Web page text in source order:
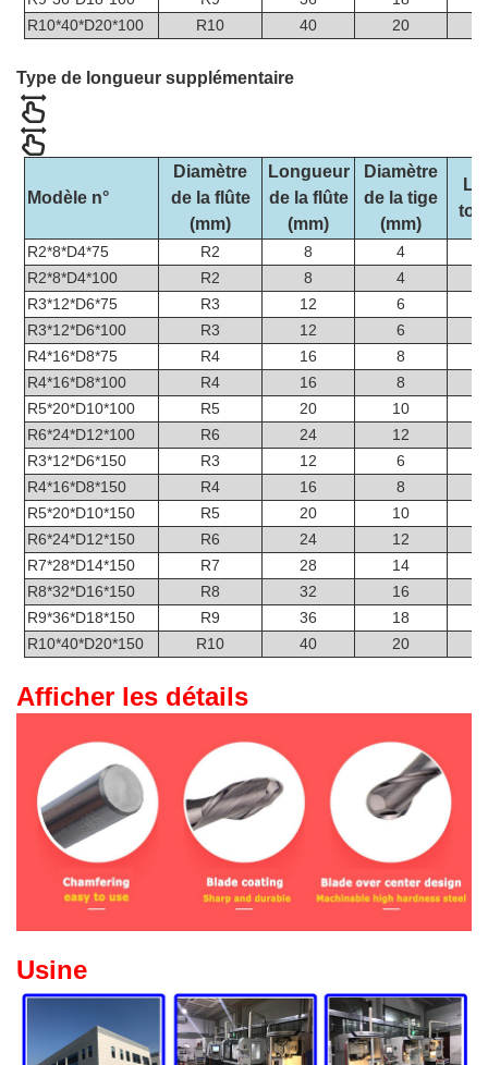
R10*40*D20*100
R10 40 20
Type de longueur supplémentaire
Modèle n°
Diamètre
de la flûte
(mm)
Longueur
de la flûte
(mm)
Diamètre
de la tige
(mm)
R2*8*D4*75 R2 8
4
R2*8*D4*100
R2 8
4
R3*12*D6*75
R3 12
6
R3*12*D6*100
R3 12
6
R4*16*D8*75
R4 16
8
R4*16*D8*100
R4 16
8
R5*20*D10*100
R5 20
10
R6*24*D12*100
R6 24
12
R3*12*D6*150
R3 12
6
R4*16*D8*150
R4 16
8
R5*20*D10*150
R5 20
10
R6*24*D12*150
R6 24
12
R7*28*D14*150
R7 28
14
R8*32*D16*150
R8 32
16
R9*36*D18*150
R9 36
18
R10*40*D20*150
R10 40 20
Afficher les détails
Usine